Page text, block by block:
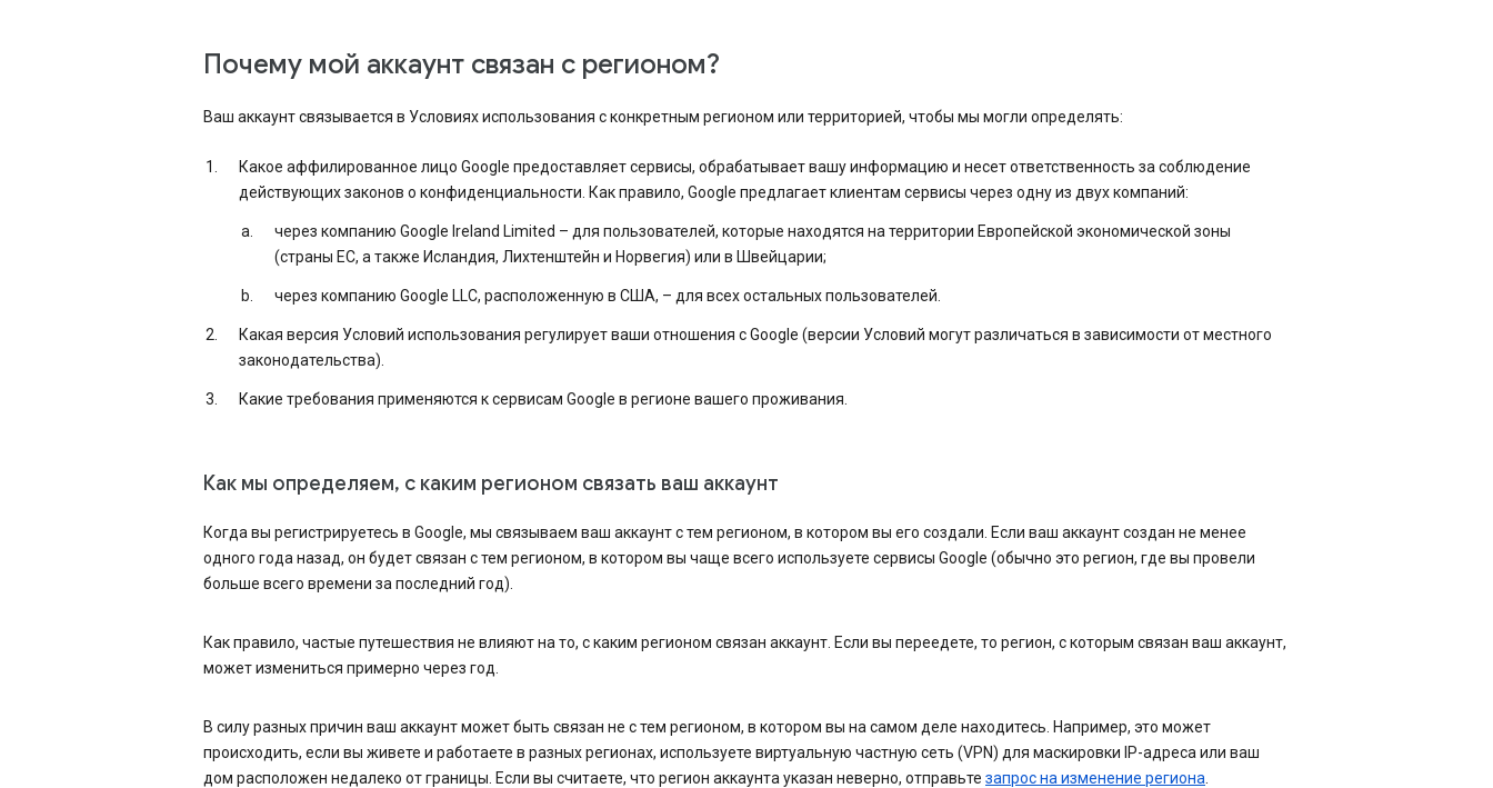
Почему мой аккаунт связан с регионом?
Ваш аккаунт связывается в Условиях использования с конкретным регионом или территорией, чтобы мы могли определять:
Какое аффилированное лицо Google предоставляет сервисы, обрабатывает вашу информацию и несет ответственность за соблюдение
действующих законов о конфиденциальности. Как правило, Google предлагает клиентам сервисы через одну из двух компаний:
через компанию Google Ireland Limited – для пользователей, которые находятся на территории Европейской экономической зоны
(страны ЕС, а также Исландия, Лихтенштейн и Норвегия) или в Швейцарии;
через компанию Google LLC, расположенную в США, – для всех остальных пользователей.
Какая версия Условий использования регулирует ваши отношения с Google (версии Условий могут различаться в зависимости от местного
законодательства).
Какие требования применяются к сервисам Google в регионе вашего проживания.
Как мы определяем, с каким регионом связать ваш аккаунт
Когда вы регистрируетесь в Google, мы связываем ваш аккаунт с тем регионом, в котором вы его создали. Если ваш аккаунт создан не менее
одного года назад, он будет связан с тем регионом, в котором вы чаще всего используете сервисы Google (обычно это регион, где вы провели
больше всего времени за последний год).
Как правило, частые путешествия не влияют на то, с каким регионом связан аккаунт. Если вы переедете, то регион, с которым связан ваш аккаунт,
может измениться примерно через год.
В силу разных причин ваш аккаунт может быть связан не с тем регионом, в котором вы на самом деле находитесь. Например, это может
происходить, если вы живете и работаете в разных регионах, используете виртуальную частную сеть (VPN) для маскировки IP-адреса или ваш
дом расположен недалеко от границы. Если вы считаете, что регион аккаунта указан неверно, отправьте запрос на изменение региона